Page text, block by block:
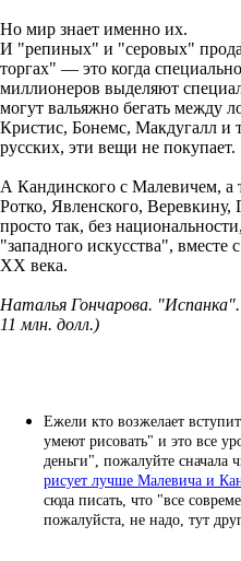
Но мир знает именно их.
И "репиных" и "серовых"
торгах" — это когда
миллионеров выделяют
могут вальяжно бегать между
Кристис, Бонемс, Макдугалл и
русских, эти вещи не покупает.
А Кандинского с Малевичем,
Ротко, Явленского,
просто так, без
"западного искусства",
ХХ века.
Наталья Гончарова.
11 млн. долл.)
Ежели кто возжелает
умеют рисовать" и это все
деньги", пожалуйте сначала
рисует лучше Малевича и
сюда писать, что "все
пожалуйста, не надо, тут